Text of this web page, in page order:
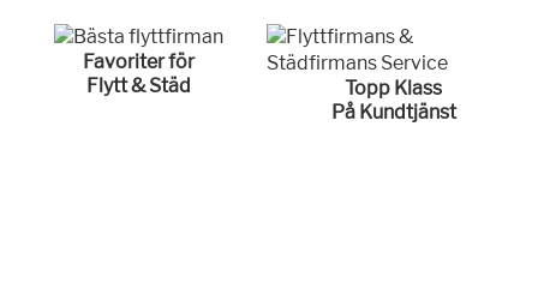
Favoriter för
Flytt & Städ
Topp Klass
På Kundtjänst